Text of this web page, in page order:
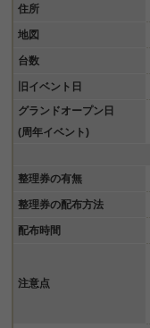
住所
地図
台数
旧イベント日
グランドオープン日
(周年イベント)
整理券の有無
整理券の配布方法
配布時間
注意点